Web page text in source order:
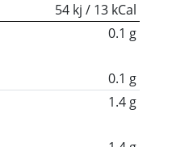
54 kj / 13 kCal
0.1 g
0.1 g
1.4 g